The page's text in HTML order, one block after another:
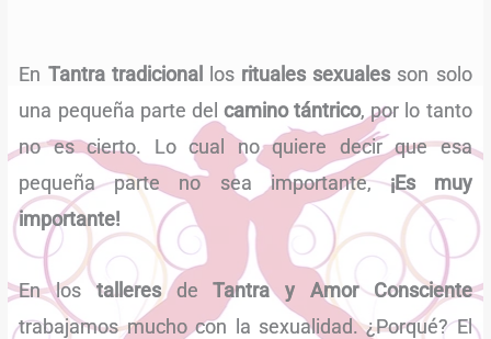
En Tantra tradicional los rituales sexuales son solo
una pequeña parte del camino tántrico, por lo tanto
no es cierto. Lo cual no quiere decir que esa
pequeña parte no sea importante,¡Es muy
importante!
En lostalleresdeTantra y Amor Consciente
trabajamos mucho con la sexualidad. ¿Porqué? El